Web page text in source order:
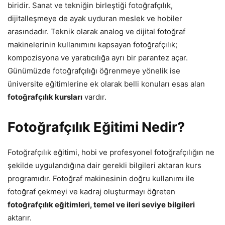
biridir. Sanat ve tekniğin birleştiği fotoğrafçılık,
dijitalleşmeye de ayak uyduran meslek ve hobiler
arasındadır. Teknik olarak analog ve dijital fotoğraf
makinelerinin kullanımını kapsayan fotoğrafçılık;
kompozisyona ve yaratıcılığa ayrı bir parantez açar.
Günümüzde fotoğrafçılığı öğrenmeye yönelik ise
üniversite eğitimlerine ek olarak belli konuları esas alan
fotoğrafçılık kursları vardır.
Fotoğrafçılık Eğitimi Nedir?
Fotoğrafçılık eğitimi, hobi ve profesyonel fotoğrafçılığın ne
şekilde uygulandığına dair gerekli bilgileri aktaran kurs
programıdır. Fotoğraf makinesinin doğru kullanımı ile
fotoğraf çekmeyi ve kadraj oluşturmayı öğreten
fotoğrafçılık eğitimleri, temel ve ileri seviye bilgileri
aktarır.